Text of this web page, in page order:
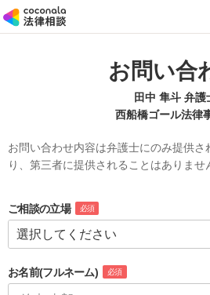
お問い合
田中 隼斗 弁護
西船橋ゴール法律
お問い合わせ内容は弁護士にのみ提供さ
り、第三者に提供されることはありませ
ご相談の立場 必須
お名前(フルネーム) 必須